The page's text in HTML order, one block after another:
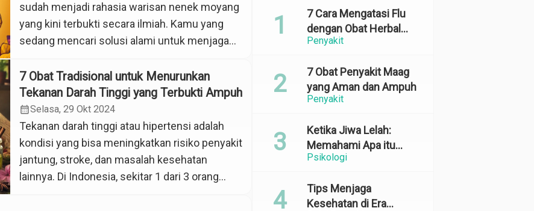
sudah menjadi rahasia warisan nenek moyang
yang kini terbukti secara ilmiah. Kamu yang
sedang mencari solusi alami untuk menjaga
ramuan herbal ini bisa memberikan dampak
luar biasa ketika dikonsumsi secara teratur.
Senyawa Aktif untuk Perlindungan Maksimal
Kunyit mengandung kurkumin, jahe memiliki
gingerol, dan temulawak […]
7 Obat Tradisional untuk Menurunkan
Tekanan Darah Tinggi yang Terbukti Ampuh
calendar_monthSelasa, 29 Okt 2024
Tekanan darah tinggi atau hipertensi adalah
kondisi yang bisa meningkatkan risiko penyakit
jantung, stroke, dan masalah kesehatan
lainnya. Di Indonesia, sekitar 1 dari 3 orang
Penyakit
7 Cara Mengatasi Flu
dengan Obat Herbal
yang Ampuh dan
Penyakit
7 Obat Penyakit Maag
yang Aman dan Ampuh
Psikologi
Ketika Jiwa Lelah:
Memahami Apa itu
Emotional Exhaustion
Tips Menjaga
Kesehatan di Era